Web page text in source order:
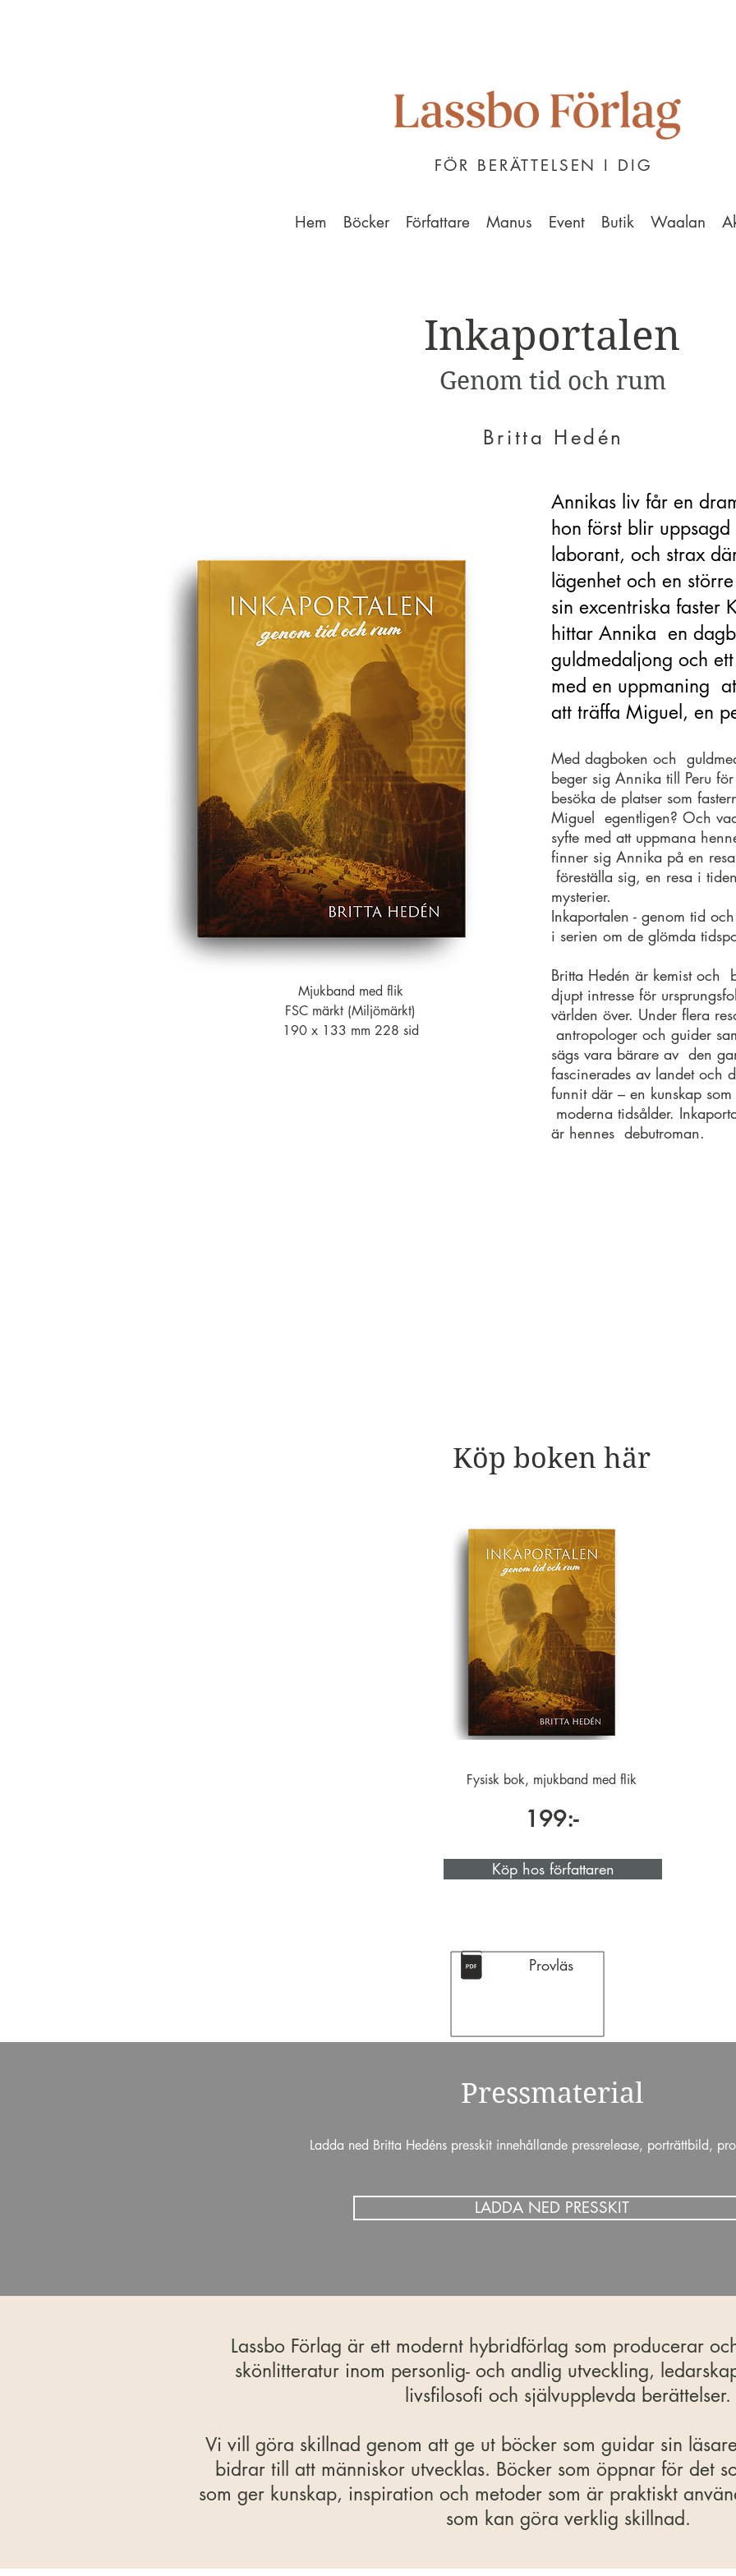
FÖR BERÄTTELSEN I DIG
Hem Böcker Författare Manus Event Butik Waalan
Inkaportalen
Genom tid och rum
Britta Hedén
Mjukband med flik
FSC märkt (Miljömärkt)
190 x 133 mm 228 sid
Annikas liv får en
hon först blir
laborant, och strax
lägenhet och en
sin excentriska faster
hittar Annika en
guldmedaljong och
med en uppmaning
att träffa Miguel, en
Med dagboken och
beger sig Annika till Peru
besöka de platser som
Miguel egentligen? Och
syfte med att uppmana
finner sig Annika på en
föreställa sig, en resa i
mysterier.
Inkaportalen - genom tid
i serien om de glömda
Britta Hedén är kemist och
djupt intresse för
världen över. Under flera
antropologer och guider
sägs vara bärare av den
fascinerades av landet och
funnit där – en kunskap
moderna tidsålder.
är hennes debutroman.
Köp boken här
Fysisk bok, mjukband med flik
199:-
Köp hos författaren
Provläs
Pressmaterial
Ladda ned Britta Hedéns presskit innehållande pressrelease, porträttbild,
LADDA NED PRESSKIT
Lassbo Förlag är ett modernt hybridförlag som producerar
skönlitteratur inom personlig- och andlig utveckling,
livsfilosofi och självupplevda berättelser.
Vi vill göra skillnad genom att ge ut böcker som guidar sin
bidrar till att människor utvecklas. Böcker som öppnar för det
som ger kunskap, inspiration och metoder som är praktiskt
som kan göra verklig skillnad.